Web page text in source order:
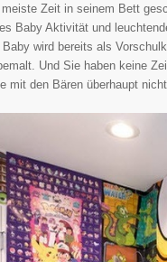
Zeit in seinem Bett
Baby Aktivität und
wird bereits als
Und Sie haben keine
mit den Bären überhaupt